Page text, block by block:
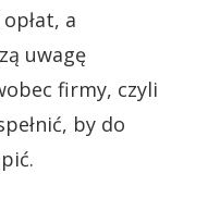
a
uwagę
firmy, czyli
by do